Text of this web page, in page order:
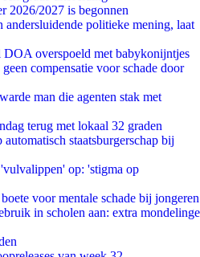
2026/2027 is begonnen
andersluidende politieke mening, laat
DOA overspoeld met babykonijntjes
compensatie voor schade door
man die agenten stak met
terug met lokaal 32 graden
staatsburgerschap bij
op: 'stigma op
voor mentale schade bij jongeren
in scholen aan: extra mondelinge